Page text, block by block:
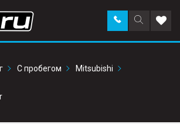
Поиск
по
Заказать
звонок в
С пробегом Mitsubishi